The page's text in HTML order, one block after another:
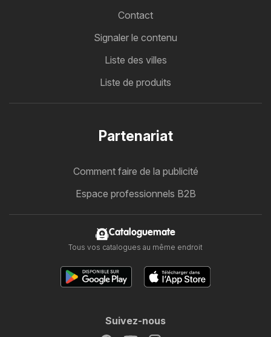
Contact
Signaler le contenu
Liste des villes
Liste de produits
Partenariat
Comment faire de la publicité
Espace professionnels B2B
Cataloguemate
Tous vos catalogues au même endroit
Suivez-nous